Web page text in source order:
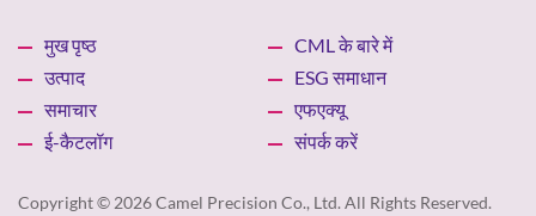
मुख पृष्ठ
CML के बारे में
उत्पाद
ESG समाधान
समाचार
एफएक्यू
ई-कैटलॉग
संपर्क करें
Copyright © 2026Camel Precision Co., Ltd. All Rights Reserved.